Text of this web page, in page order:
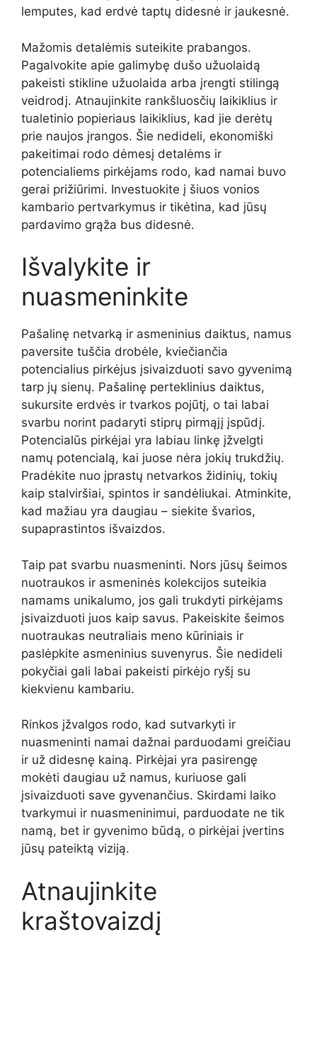
lemputes, kad erdvė taptų didesnė ir jaukesnė.
Mažomis detalėmis suteikite prabangos.
Pagalvokite apie galimybę dušo užuolaidą
pakeisti stikline užuolaida arba įrengti stilingą
veidrodį. Atnaujinkite rankšluosčių laikiklius ir
tualetinio popieriaus laikiklius, kad jie derėtų
prie naujos įrangos. Šie nedideli, ekonomiški
pakeitimai rodo dėmesį detalėms ir
potencialiems pirkėjams rodo, kad namai buvo
gerai prižiūrimi. Investuokite į šiuos vonios
kambario pertvarkymus ir tikėtina, kad jūsų
pardavimo grąža bus didesnė.
Išvalykite ir
nuasmeninkite
Pašalinę netvarką ir asmeninius daiktus, namus
paversite tuščia drobėle, kviečiančia
potencialius pirkėjus įsivaizduoti savo gyvenimą
tarp jų sienų. Pašalinę perteklinius daiktus,
sukursite erdvės ir tvarkos pojūtį, o tai labai
svarbu norint padaryti stiprų pirmąjį įspūdį.
Potencialūs pirkėjai yra labiau linkę įžvelgti
namų potencialą, kai juose nėra jokių trukdžių.
Pradėkite nuo įprastų netvarkos židinių, tokių
kaip stalviršiai, spintos ir sandėliukai. Atminkite,
kad mažiau yra daugiau – siekite švarios,
supaprastintos išvaizdos.
Taip pat svarbu nuasmeninti. Nors jūsų šeimos
nuotraukos ir asmeninės kolekcijos suteikia
namams unikalumo, jos gali trukdyti pirkėjams
įsivaizduoti juos kaip savus. Pakeiskite šeimos
nuotraukas neutraliais meno kūriniais ir
paslėpkite asmeninius suvenyrus. Šie nedideli
pokyčiai gali labai pakeisti pirkėjo ryšį su
kiekvienu kambariu.
Rinkos įžvalgos rodo, kad sutvarkyti ir
nuasmeninti namai dažnai parduodami greičiau
ir už didesnę kainą. Pirkėjai yra pasirengę
mokėti daugiau už namus, kuriuose gali
įsivaizduoti save gyvenančius. Skirdami laiko
tvarkymui ir nuasmeninimui, parduodate ne tik
namą, bet ir gyvenimo būdą, o pirkėjai įvertins
jūsų pateiktą viziją.
Atnaujinkite
kraštovaizdį